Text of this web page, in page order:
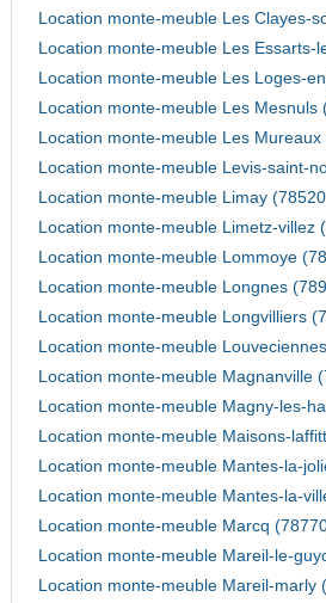
Location monte-meuble Les Clayes-
Location monte-meuble Les Essarts-
Location monte-meuble Les Loges-
Location monte-meuble Les Mesnuls
Location monte-meuble Les Mureaux
Location monte-meuble Levis-saint-
Location monte-meuble Limay
Location monte-meuble Limetz-villez
Location monte-meuble Lommoye
Location monte-meuble Longnes
Location monte-meuble Longvilliers
Location monte-meuble
Location monte-meuble Magnanville
Location monte-meuble Magny-les-
Location monte-meuble Maisons-
Location monte-meuble Mantes-la-
Location monte-meuble Mantes-la-
Location monte-meuble Marcq
Location monte-meuble Mareil-le-
Location monte-meuble Mareil-marly